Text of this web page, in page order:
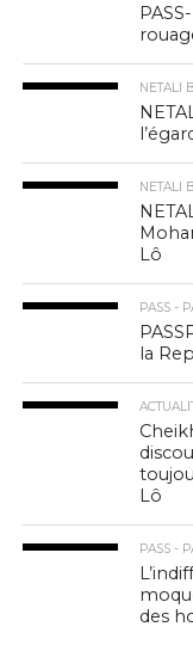
NETALI
NETALI
Lô
PASS -
la
Lô
PASS -
des